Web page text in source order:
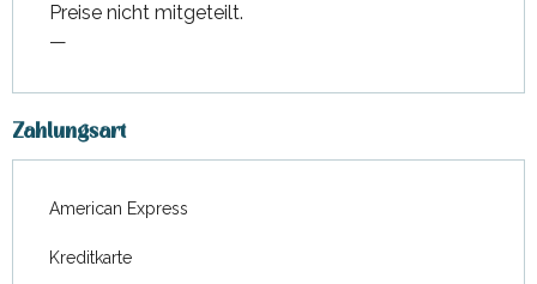
Preise nicht mitgeteilt.
—
Zahlungsart
American Express
Kreditkarte